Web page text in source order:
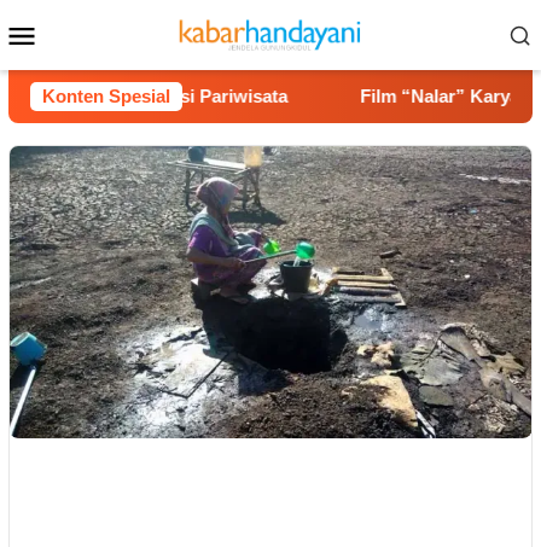
ke
kontenMobile
Konten Spesial
Potensi Pariwisata Film “Nalar” Karya Guru